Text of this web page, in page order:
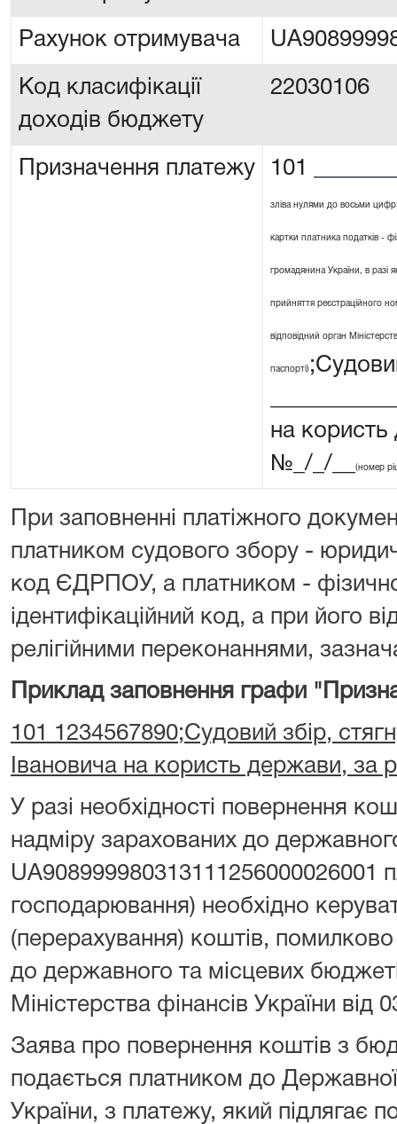
Рахунок отримувача
Код класифікації
доходів бюджету
22030106
Призначення платежу 101
зліва нулями до восьми
картки платника податків -
громадянина України, в разі
прийняття реєстраційного
відповідний орган
паспорті)
на
№_/_/__
(номер
При заповненні платіжного
платником судового збору -
код ЄДРПОУ, а платником -
ідентифікаційний код, а при його
релігійними переконаннями,
Приклад заповнення графи
101 1234567890;Судовий збір,
Івановича на користь держави,
У разі необхідності повернення
надміру зарахованих до
UA908999980313111256000026001
господарювання) необхідно
(перерахування) коштів,
до державного та місцевих
Міністерства фінансів України
Заява про повернення коштів з
подається платником до Державної
України, з платежу, який підлягає